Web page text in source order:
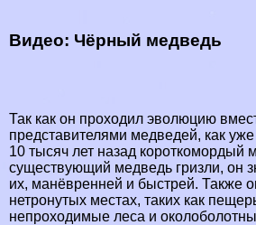
Видео: Чёрный медведь
Так как он проходил эволюцию
представителями медведей, как
10 тысяч лет назад короткомордый
существующий медведь гризли, он
их, манёвренней и быстрей. Также
нетронутых местах, таких как
непроходимые леса и